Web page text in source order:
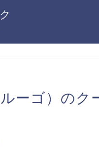
ーゴ）のク